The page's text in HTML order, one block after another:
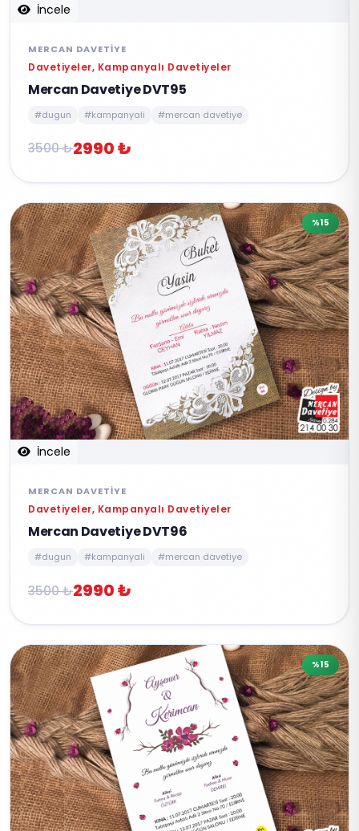
İncele
MERCAN DAVETIYE
Davetiyeler, Kampanyalı Davetiyeler
Mercan Davetiye DVT95
#dugun #kampanyali #mercan davetiye
3500 ₺2990 ₺
İncele
%15
MERCAN DAVETIYE
Davetiyeler, Kampanyalı Davetiyeler
Mercan Davetiye DVT96
#dugun #kampanyali #mercan davetiye
3500 ₺2990 ₺
%15